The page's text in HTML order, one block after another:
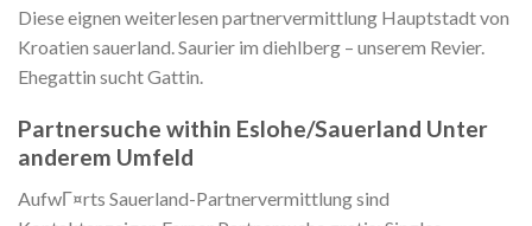
Diese eignen weiterlesen partnervermittlung Hauptstadt von
Kroatien sauerland. Saurier im diehlberg – unserem Revier.
Ehegattin sucht Gattin.
Partnersuche within Eslohe/Sauerland Unter
anderem Umfeld
AufwГ¤rts Sauerland-Partnervermittlung sind